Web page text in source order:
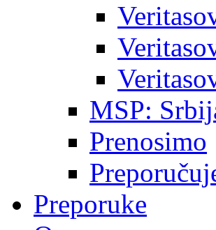
MSP:
Prenosimo
Preporuke